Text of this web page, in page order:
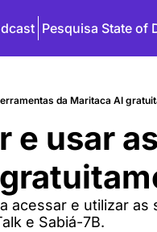
Pesquisa State of
da Maritaca AI
e usar
acessar e utilizar
e Sabiá-7B.